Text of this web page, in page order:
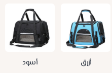
أزرق أسود